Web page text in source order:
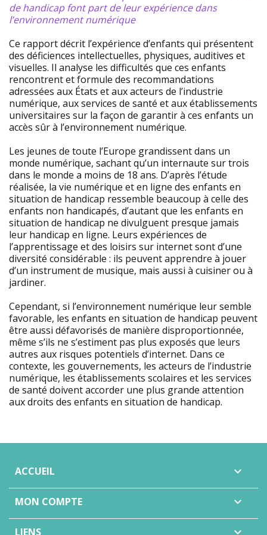
de handicap font part de leur expérience dans
l’environnement numérique
Ce rapport décrit l’expérience d’enfants qui présentent
des déficiences intellectuelles, physiques, auditives et
visuelles. Il analyse les difficultés que ces enfants
rencontrent et formule des recommandations
adressées aux États et aux acteurs de l’industrie
numérique, aux services de santé et aux établissements
universitaires sur la façon de garantir à ces enfants un
accès sûr à l’environnement numérique.
Les jeunes de toute l’Europe grandissent dans un
monde numérique, sachant qu’un internaute sur trois
dans le monde a moins de 18 ans. D’après l’étude
réalisée, la vie numérique et en ligne des enfants en
situation de handicap ressemble beaucoup à celle des
enfants non handicapés, d’autant que les enfants en
situation de handicap ne divulguent presque jamais
leur handicap en ligne. Leurs expériences de
l’apprentissage et des loisirs sur internet sont d’une
diversité considérable : ils peuvent apprendre à jouer
d’un instrument de musique, mais aussi à cuisiner ou à
jardiner.
Cependant, si l’environnement numérique leur semble
favorable, les enfants en situation de handicap peuvent
être aussi défavorisés de manière disproportionnée,
même s’ils ne s’estiment pas plus exposés que leurs
autres aux risques potentiels d’internet. Dans ce
contexte, les gouvernements, les acteurs de l’industrie
numérique, les établissements scolaires et les services
de santé doivent accorder une plus grande attention
aux droits des enfants en situation de handicap.
ACCUEIL 
MON COMPTE 
LIENS